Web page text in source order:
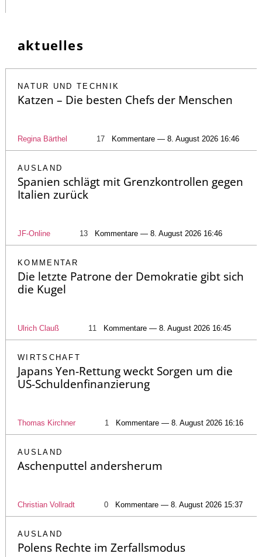
aktuelles
NATUR UND TECHNIK
Katzen – Die besten Chefs der Menschen
Regina Bärthel 17 Kommentare — 8. August 2026 16:46
AUSLAND
Spanien schlägt mit Grenzkontrollen gegen
Italien zurück
JF-Online 13 Kommentare — 8. August 2026 16:46
KOMMENTAR
Die letzte Patrone der Demokratie gibt sich
die Kugel
Ulrich Clauß 11 Kommentare — 8. August 2026 16:45
WIRTSCHAFT
Japans Yen-Rettung weckt Sorgen um die
US-Schuldenfinanzierung
Thomas Kirchner 1 Kommentare — 8. August 2026 16:16
AUSLAND
Aschenputtel andersherum
Christian Vollradt 0 Kommentare — 8. August 2026 15:37
AUSLAND
Polens Rechte im Zerfallsmodus